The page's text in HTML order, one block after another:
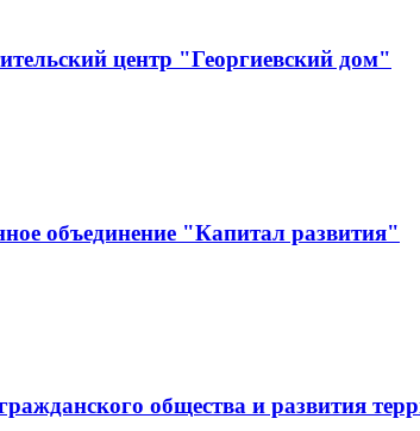
центр "Георгиевский дом"
объединение "Капитал развития"
общества и развития